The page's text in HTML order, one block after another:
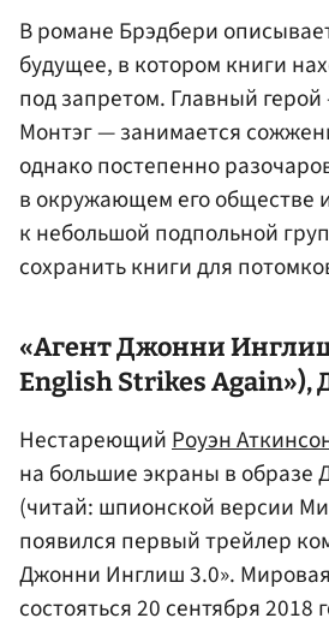
В романе Брэдбери
будущее, в котором книги
под запретом. Главный
Монтэг — занимается
однако постепенно
в окружающем его обществе
к небольшой подпольной
сохранить книги для
«Агент Джонни
English Strikes Again»),
НестареющийРоуэн
на большие экраны в
(читай: шпионской версии
появился первый трейлер
Джонни Инглиш 3.0».
состояться 20 сентября 2018